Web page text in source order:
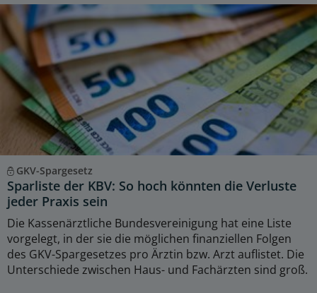
GKV-Spargesetz
Sparliste der KBV: So hoch könnten die Verluste
jeder Praxis sein
Die Kassenärztliche Bundesvereinigung hat eine Liste
vorgelegt, in der sie die möglichen finanziellen Folgen
des GKV-Spargesetzes pro Ärztin bzw. Arzt auflistet. Die
Unterschiede zwischen Haus- und Fachärzten sind groß.